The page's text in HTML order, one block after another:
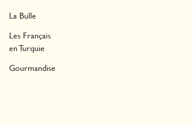
La Bulle
Les Français
en Turquie
Gourmandise